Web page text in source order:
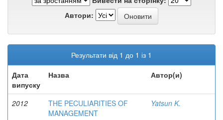
Автори:
Результати від 1 до 1 із 1
Дата
випуску
Назва Автор(и)
2012
THE PECULIARITIES OF
MANAGEMENT
Yatsun K.